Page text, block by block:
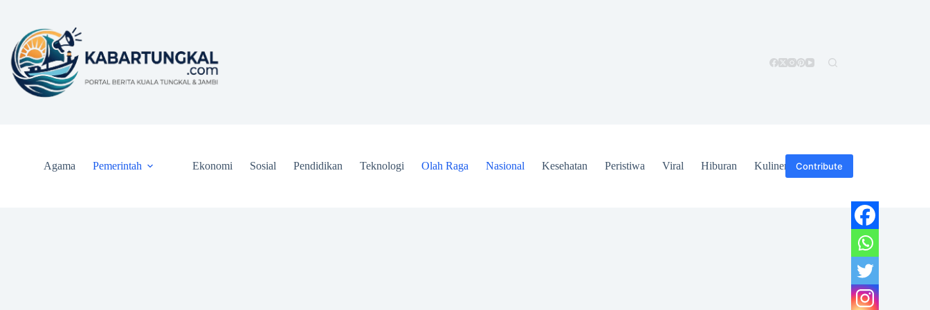
content
Agama Pemerintah Ekonomi Sosial Pendidikan Teknologi Olah Raga Nasional Kesehatan Peristiwa Viral Hiburan Kuliner Hukum
Contribute